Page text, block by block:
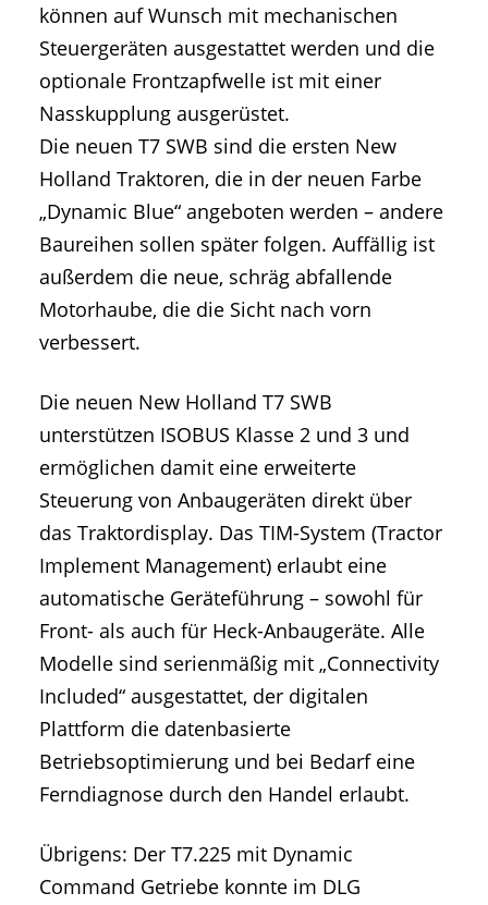
können auf Wunsch mit mechanischen
Steuergeräten ausgestattet werden und die
optionale Frontzapfwelle ist mit einer
Nasskupplung ausgerüstet.
Die neuen T7 SWB sind die ersten New
Holland Traktoren, die in der neuen Farbe
„Dynamic Blue“ angeboten werden – andere
Baureihen sollen später folgen. Auffällig ist
außerdem die neue, schräg abfallende
Motorhaube, die die Sicht nach vorn
verbessert.
Die neuen New Holland T7 SWB
unterstützen ISOBUS Klasse 2 und 3 und
ermöglichen damit eine erweiterte
Steuerung von Anbaugeräten direkt über
das Traktordisplay. Das TIM-System (Tractor
Implement Management) erlaubt eine
automatische Geräteführung – sowohl für
Front- als auch für Heck-Anbaugeräte. Alle
Modelle sind serienmäßig mit „Connectivity
Included“ ausgestattet, der digitalen
Plattform die datenbasierte
Betriebsoptimierung und bei Bedarf eine
Ferndiagnose durch den Handel erlaubt.
Übrigens: Der T7.225 mit Dynamic
Command Getriebe konnte im DLG